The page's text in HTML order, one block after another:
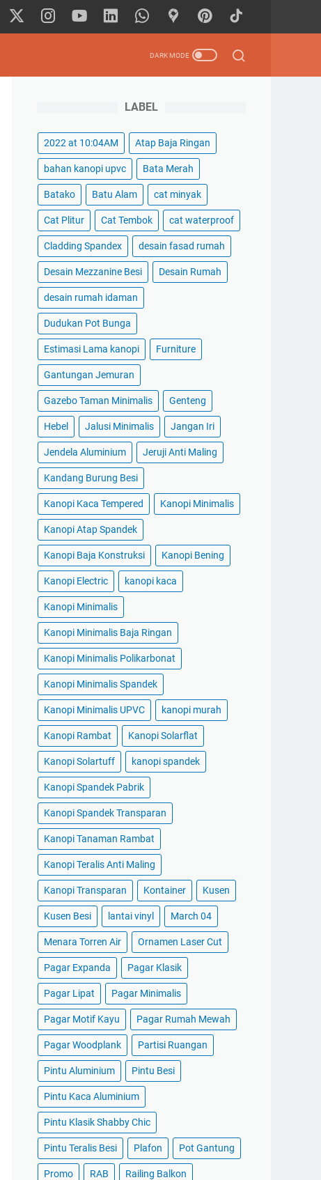
LABEL
2022 at 10:04AM Atap Baja Ringan
bahan kanopi upvc Bata Merah
Batako Batu Alam cat minyak
Cat Plitur Cat Tembok cat waterproof
Cladding Spandex desain fasad rumah
Desain Mezzanine Besi Desain Rumah
desain rumah idaman
Dudukan Pot Bunga
Estimasi Lama kanopi Furniture
Gantungan Jemuran
Gazebo Taman Minimalis Genteng
Hebel Jalusi Minimalis Jangan Iri
Jendela Aluminium Jeruji Anti Maling
Kandang Burung Besi
Kanopi Kaca Tempered Kanopi Minimalis
Kanopi Atap Spandek
Kanopi Baja Konstruksi Kanopi Bening
Kanopi Electric kanopi kaca
Kanopi Minimalis
Kanopi Minimalis Baja Ringan
Kanopi Minimalis Polikarbonat
Kanopi Minimalis Spandek
Kanopi Minimalis UPVC kanopi murah
Kanopi Rambat Kanopi Solarflat
Kanopi Solartuff kanopi spandek
Kanopi Spandek Pabrik
Kanopi Spandek Transparan
Kanopi Tanaman Rambat
Kanopi Teralis Anti Maling
Kanopi Transparan Kontainer Kusen
Kusen Besi lantai vinyl March 04
Menara Torren Air Ornamen Laser Cut
Pagar Expanda Pagar Klasik
Pagar Lipat Pagar Minimalis
Pagar Motif Kayu Pagar Rumah Mewah
Pagar Woodplank Partisi Ruangan
Pintu Aluminium Pintu Besi
Pintu Kaca Aluminium
Pintu Klasik Shabby Chic
Pintu Teralis Besi Plafon Pot Gantung
Promo RAB Railing Balkon